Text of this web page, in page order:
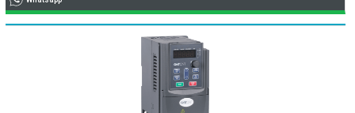
» Kariyer
Müşteri temsilcilerimiz size çok yakın